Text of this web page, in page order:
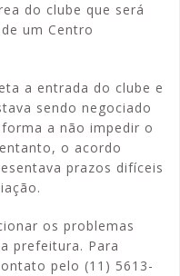
do clube que será
um Centro
a entrada do clube e
sendo negociado
a não impedir o
o acordo
prazos difíceis
os problemas
prefeitura. Para
pelo (11) 5613-